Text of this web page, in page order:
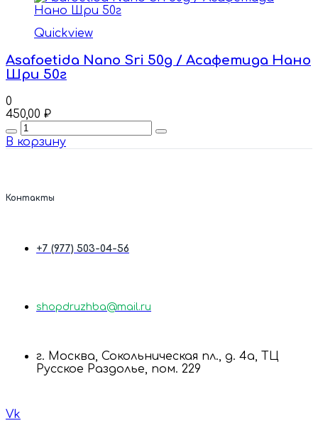
Quickview
Asafoetida Nano Sri 50g / Асафетида Нано
Шри 50г
0
450,00 ₽
Quantity
В корзину
Контакты
+7 (977) 503-04-56
shopdruzhba@mail.ru
г. Москва, Сокольническая пл., д. 4а, ТЦ
Русское Раздолье, пом. 229
Vk